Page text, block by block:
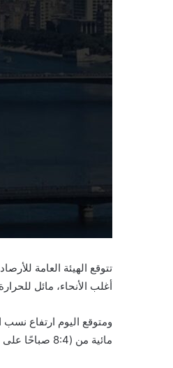
أغلب الأنحاء، مائل
مائية من (8:4 صباحًا على مناطق من شمال البلاد حتى القاهرة الكبرى وشمال الصعيد ومدن القناة ووسط سيناء.